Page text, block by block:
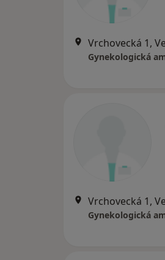
Vrchovecká 1,
Gynekologická
Vrchovecká 1,
Gynekologická